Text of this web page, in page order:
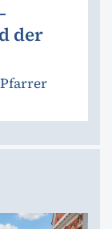
der
Pfarrer